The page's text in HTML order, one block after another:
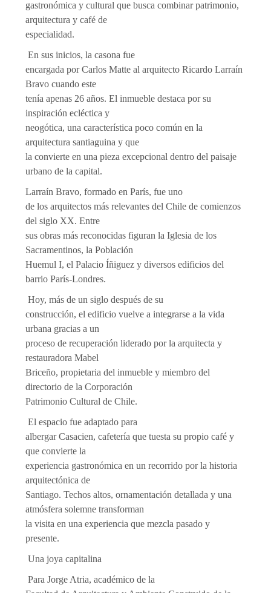
gastronómica y cultural que busca combinar patrimonio,
arquitectura y café de
especialidad.
En sus inicios, la casona fue
encargada por Carlos Matte al arquitecto Ricardo Larraín
Bravo cuando este
tenía apenas 26 años. El inmueble destaca por su
inspiración ecléctica y
neogótica, una característica poco común en la
arquitectura santiaguina y que
la convierte en una pieza excepcional dentro del paisaje
urbano de la capital.
Larraín Bravo, formado en París, fue uno
de los arquitectos más relevantes del Chile de comienzos
del siglo XX. Entre
sus obras más reconocidas figuran la Iglesia de los
Sacramentinos, la Población
Huemul I, el Palacio Íñiguez y diversos edificios del
barrio París-Londres.
Hoy, más de un siglo después de su
construcción, el edificio vuelve a integrarse a la vida
urbana gracias a un
proceso de recuperación liderado por la arquitecta y
restauradora Mabel
Briceño, propietaria del inmueble y miembro del
directorio de la Corporación
Patrimonio Cultural de Chile.
El espacio fue adaptado para
albergar Casacien, cafetería que tuesta su propio café y
que convierte la
experiencia gastronómica en un recorrido por la historia
arquitectónica de
Santiago. Techos altos, ornamentación detallada y una
atmósfera solemne transforman
la visita en una experiencia que mezcla pasado y
presente.
Una joya capitalina
Para Jorge Atria, académico de la